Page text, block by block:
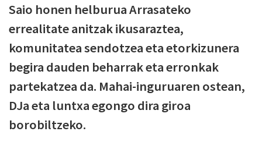
Saio honen helburua Arrasateko
errealitate anitzak ikusaraztea,
komunitatea sendotzea eta etorkizunera
begira dauden beharrak eta erronkak
partekatzea da. Mahai-inguruaren ostean,
DJa eta luntxa egongo dira giroa
borobiltzeko.